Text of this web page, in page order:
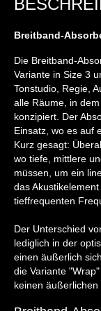
Breitband-
Die Breitband-
Variante in Size 3
Tonstudio, Regie,
alle Räume, in
konzipiert. Der
Einsatz, wo es auf
Kurz gesagt:
wo tiefe, mittlere
müssen, um ein
das
tieffrequenten
Der Unterschied
lediglich in der
einen äußerlich
die Variante
keinen äußerlichen